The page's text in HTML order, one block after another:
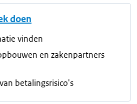
doen
vinden
en zakenpartners
betalingsrisico's